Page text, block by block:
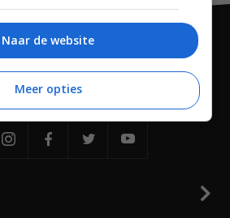
Naar de website
Meer opties